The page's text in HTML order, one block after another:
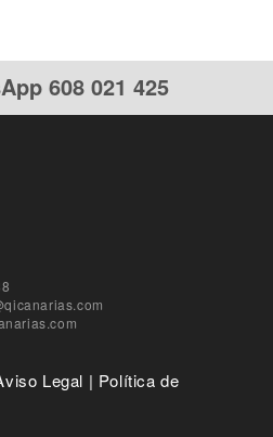
608 021 425
Legal | Política de